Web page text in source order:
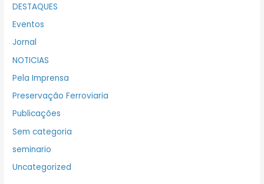
DESTAQUES
Eventos
Jornal
NOTICIAS
Pela Imprensa
Preservação Ferroviaria
Publicações
Sem categoria
seminario
Uncategorized